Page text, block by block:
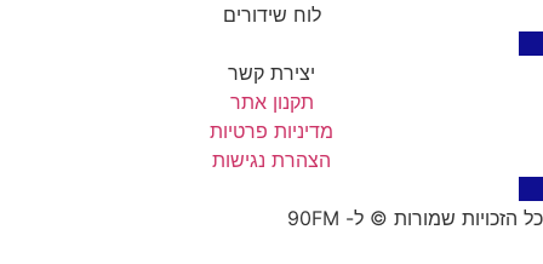
לוח שידורים
יצירת קשר
תקנון אתר
מדיניות פרטיות
הצהרת נגישות
כל הזכויות שמורות © ל- 90FM